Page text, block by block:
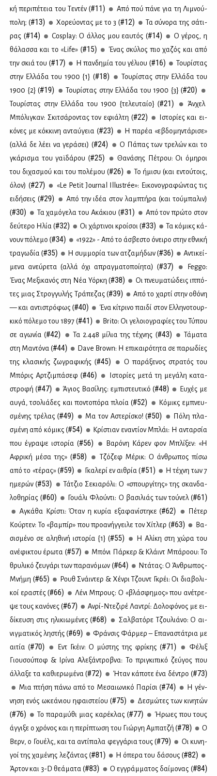
κή πε­ρι­πέ­τεια του Τε­ντέν (#11)
Από πού πά­νε για τη Λι­μνού­
πο­λη; (#13) Χο­ρεύ­ο­ντας με το 3 (#12)
Τα σύ­νο­ρα της σά­τι­
ρας (#14) Cosplay: Ο άλ­λος μου εαυ­τός (#14)
Ο γέ­ρος, η
θά­λασ­σα και το «Life» (#15)
Ένας σκύ­λος πιο χα­ζός και από
την σκιά του (#17) Η παν­δη­μία του γέ­λιου (#16)
Του­ρί­στας
στην Ελ­λά­δα του 1900 {1} (#18)
Του­ρί­στας στην Ελ­λά­δα του
1900 {2} (#19) Του­ρί­στας στην Ελ­λά­δα του 1900 {3} (#20)
Του­ρί­στας στην Ελ­λά­δα του 1900 {τε­λευ­ταίο} (#21)
Άν­χελ
Μπό­λι­γκαν: Σκι­τσά­ρο­ντας τον εφιάλ­τη (#22)
Ιστο­ρί­ες και ει­
κό­νες με κόκ­κι­νη ανταύ­γεια (#23)
Η πα­ρέα «εβδο­μη­ντά­ρι­σε»
(αλ­λά δε λέ­ει να γε­ρά­σει) (#24)
Ο Πά­πας των τρε­λών και το
γκά­ρι­σμα του γαϊ­δά­ρου (#25)
Θα­νά­σης Πέ­τρου: Οι όμη­ροι
του δι­χα­σμού και του πο­λέ­μου (#26)
Το ήμι­συ (και εντού­τοις,
όλον) (#27)
«Le Petit Journal Illustrée»: Ει­κο­νο­γρα­φώ­ντας τις
ει­δή­σεις (#29)
Από την ιδέα στον λαμ­πτή­ρα (και τού­μπα­λιν)
(#30) Τα χα­μό­γε­λα του Ακά­κιου (#31)
Από τον πρώ­το στον
δεύ­τε­ρο Ηλία (#32) Οι χάρ­τι­νοι κροί­σοι (#33)
Τα κό­μικς κά­
νουν πό­λε­μο (#34)
«1922» - Από το άσβε­στο όνει­ρο στην εθνι­κή
τρα­γω­δία (#35) Η συμ­μο­ρία των ατζα­μή­δων (#36)
Αντι­κεί­
με­να ανεύ­ρε­τα (αλ­λά όχι απραγ­μα­το­ποί­η­τα) (#37)
Feggo:
Ένας Με­ξι­κα­νός στη Νέα Υόρ­κη (#38)
Οι πνευ­μα­τώ­δεις ιπ­πό­
τες μιας Στρογ­γυ­λής Τρά­πε­ζας (#39)
Από το χαρ­τί στην οθό­νη
— και αντι­στρό­φως (#40)
Ένα κί­τρι­νο παι­δί στον Ελ­λη­νο­τουρ­
κι­κό πό­λε­μο του 1897 (#41)
Brito: Οι γε­λοιο­γρα­φί­ες του Τύ­που
σε αγω­νία (#42) Τα 2.448 μί­λια της τέ­χνης (#43)
Τά­μα­τα
στη Μα­ντό­να (#44)
Dave Brown: Η επι­και­ρό­τη­τα σε πα­ρω­δί­ες
της κλα­σι­κής ζω­γρα­φι­κής (#45)
Ο πα­ρά­ξε­νος στρα­τός του
Μπό­ρις Αρ­τζι­μπά­σεφ (#46)
Ιστο­ρί­ες με­τά τη με­γά­λη κα­τα­
στρο­φή (#47) Άγιος Βα­σί­λης: εμπι­στευ­τι­κό (#48)
Ευ­χές με
αυ­γά, τσο­λιά­δες και πο­ντο­πό­ρα πλοία (#52)
Κό­μικς εμπνευ­
σμέ­νης τρέ­λας (#49) Μα τον Αστε­ρί­σκο! (#50)
Πό­λη πλα­
σμέ­νη από κό­μικς (#54)
Κρί­στιαν ενα­ντί­ον Μπλάι: Η ανταρ­σία
που έγρα­ψε ιστο­ρία (#56)
Βα­ρό­νη Κά­ρεν φον Μπλί­ξεν: «Η
Αφρι­κή μέ­σα της» (#58)
Τζό­ζεφ Μέ­ρικ: Ο άν­θρω­πος πί­σω
από το «τέ­ρας» (#59) Γκα­λε­ρί εν αι­θρία (#51)
Η τέ­χνη των 7
ημε­ρών (#53)
Τά­τζιο Σε­κια­ρό­λι: Ο «σπουρ­γί­της» της σκαν­δα­
λο­θη­ρί­ας (#60) Γουά­λι Φλού­ντι: Ο βα­σι­λιάς των τού­νελ (#61)
Αγκά­θα Κρί­στι: Όταν η κυ­ρία εξα­φα­νί­στη­κε (#62)
Πέ­τερ
Κούρ­τεν: Το «βα­μπίρ» που προ­α­νήγ­γει­λε τον Χί­τλερ (#63)
Βα­
σι­σμέ­νο σε αλη­θι­νή ιστο­ρία {1} (#55)
Η Αλί­κη στη χώ­ρα του
ανέ­φι­κτου έρω­τα (#57)
Μπό­νι Πάρ­κερ & Κλάιντ Μπά­ρο­ου: Το
θρυ­λι­κό ζευ­γά­ρι των πα­ρα­νό­μων (#64)
Ντά­τας: Ο Άν­θρω­πος-
Μνή­μη (#65)
Ρουθ Σνάι­ντερ & Χέν­ρι Τζουντ Γκρέι: Οι δια­βο­λι­
κοί ερα­στές (#66)
Λέ­νι Μπρους: Ο «βλά­σφη­μος» που ανέ­τρε­
ψε τους κα­νό­νες (#67)
Αν­ρί-Ντε­ζι­ρέ Λα­ντρί: Δο­λο­φό­νος με ει­
δί­κευ­ση στις ηλι­κιω­μέ­νες (#68)
Σαλ­βα­τό­ρε Τζου­λιά­νο: Ο αι­
νιγ­μα­τι­κός λη­στής (#69)
Φράν­σις Φάρ­μερ – Επα­να­στά­τρια με
αι­τία (#70) Εντ Γκέιν: Ο μύ­στης της φρί­κης (#71)
Φέ­λιξ
Γιου­σού­ποφ & Ιρί­να Αλε­ξά­ντροβ­να: Το πρι­γκι­πι­κό ζεύ­γος που
άλ­λα­ξε τα κα­θιε­ρω­μέ­να (#72) Ήταν κά­πο­τε ένα δέ­ντρο (#73)
Μια πτή­ση πά­νω από το Με­σαιω­νι­κό Πα­ρί­σι (#74)
Η γέν­
νη­ση ενός ωκε­ά­νιου ηφαι­στεί­ου (#75)
Δε­σμώ­τες των κι­νη­τών
(#76) Το πα­ρα­μύ­θι μιας κα­ρέ­κλας (#77)
Ήρω­ες που τους
άγ­γι­ξε ο χρό­νος και η πε­ρί­πτω­ση του Γιώρ­γη Αμπα­τζή (#78)
Ο
Βερν, ο Γου­έλς, και τα αντί­πα­λα φεγ­γά­ρια τους (#79)
Οι κυ­νη­
γοί της χα­μέ­νης λε­ζά­ντας (#81) Η όπε­ρα του δά­σους (#82)
Άρ­τον και 3-D θε­ά­μα­τα (#83) Ο εγ­γράμ­μα­τος δαί­μο­νας (#84)